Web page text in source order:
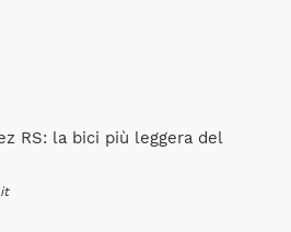
RS: la bici più leggera del